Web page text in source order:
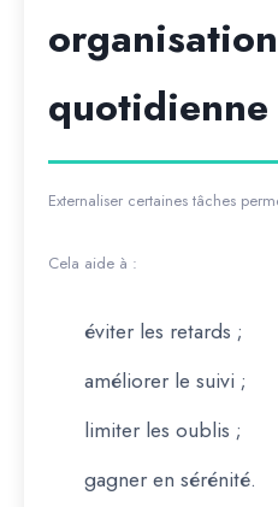
organisation
quotidienne
Externaliser certaines tâches
Cela aide à :
éviter les retards ;
améliorer le suivi ;
limiter les oublis ;
gagner en sérénité.